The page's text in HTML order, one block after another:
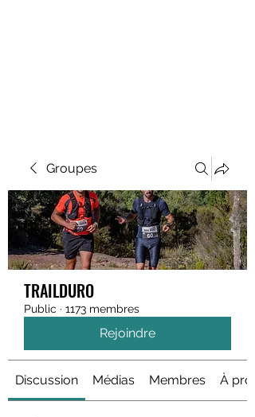
Groupes
TRAILDURO
Public · 1173 membres
Rejoindre
Discussion Médias Membres À